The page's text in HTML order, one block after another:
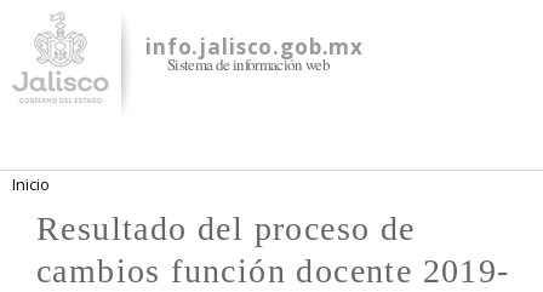
contenido
principal
info.jalisco.gob.mx
Sistema de información web
Se encuentra usted aquí
Inicio
Resultado del proceso de
cambios función docente 2019-